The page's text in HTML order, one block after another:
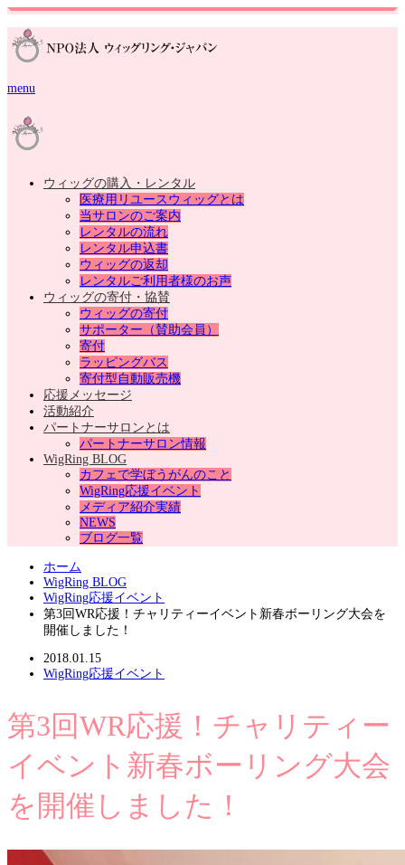
menu
ウィッグの購入・レンタル
医療用リユースウィッグとは
当サロンのご案内
レンタルの流れ
レンタル申込書
ウィッグの返却
レンタルご利用者様のお声
ウィッグの寄付・協賛
ウィッグの寄付
サポーター（賛助会員）
寄付
ラッピングバス
寄付型自動販売機
応援メッセージ
活動紹介
パートナーサロンとは
パートナーサロン情報
WigRing BLOG
カフェで学ぼうがんのこと
WigRing応援イベント
メディア紹介実績
NEWS
ブログ一覧
ホーム
WigRing BLOG
WigRing応援イベント
第3回WR応援！チャリティーイベント新春ボーリング大会を
開催しました！
2018.01.15
WigRing応援イベント
第3回WR応援！チャリティー
イベント新春ボーリング大会
を開催しました！